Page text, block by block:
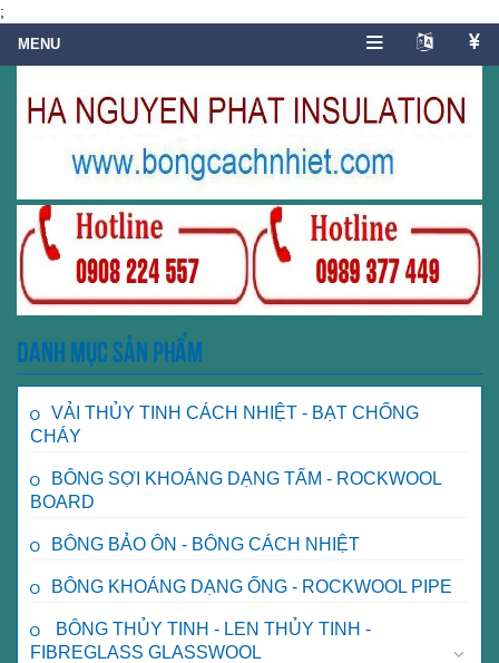
;
Danh mục sản phẩm
VẢI THỦY TINH CÁCH NHIỆT - BẠT CHỐNG
CHÁY
BÔNG SỢI KHOÁNG DẠNG TẤM - ROCKWOOL
BOARD
BÔNG BẢO ÔN - BÔNG CÁCH NHIỆT
BÔNG KHOÁNG DẠNG ỐNG - ROCKWOOL PIPE
BÔNG THỦY TINH - LEN THỦY TINH -
FIBREGLASS GLASSWOOL